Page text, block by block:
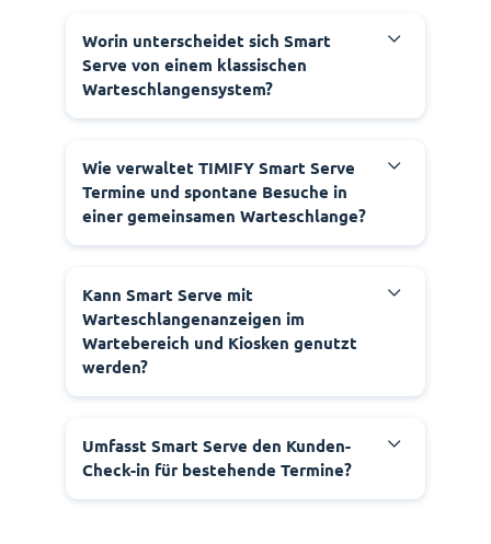
Worin unterscheidet sich Smart
Serve von einem klassischen
Warteschlangensystem?
Wie verwaltet TIMIFY Smart Serve
Termine und spontane Besuche in
einer gemeinsamen Warteschlange?
Kann Smart Serve mit
Warteschlangenanzeigen im
Wartebereich und Kiosken genutzt
werden?
Umfasst Smart Serve den Kunden-
Check-in für bestehende Termine?